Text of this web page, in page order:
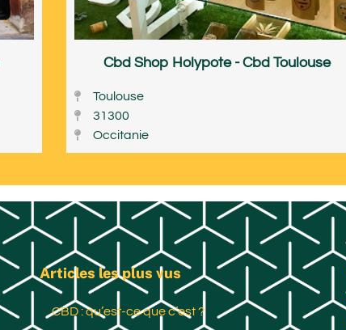
Cbd Shop Holypote - Cbd Toulouse
Toulouse
31300
Occitanie
Articles les plus vus
CBD : qu’est-ce que c’est ?